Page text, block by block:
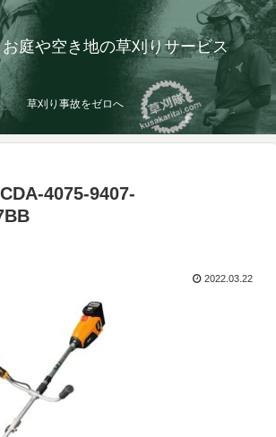
庭や空き地の草刈りサービス
草刈り事故をゼロへ
4075-9407-
2022.03.22